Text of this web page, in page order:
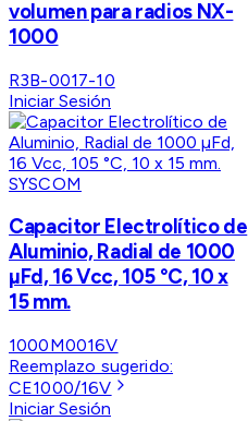
volumen para radios NX-
1000
R3B-0017-10
Iniciar Sesión
SYSCOM
Capacitor Electrolítico de
Aluminio, Radial de 1000
µFd, 16 Vcc, 105 °C, 10 x
15 mm.
1000M0016V
Reemplazo sugerido:
CE1000/16V
Iniciar Sesión